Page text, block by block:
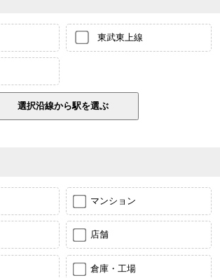
東武東上線
マンション
店舗
倉庫・工場